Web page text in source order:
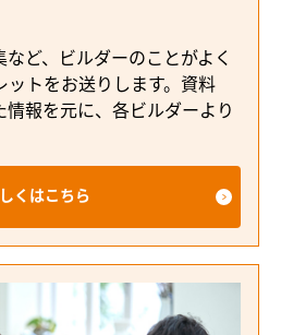
ど、ビルダーのことがよく
ットをお送りします。資料
情報を元に、各ビルダーより
くはこちら